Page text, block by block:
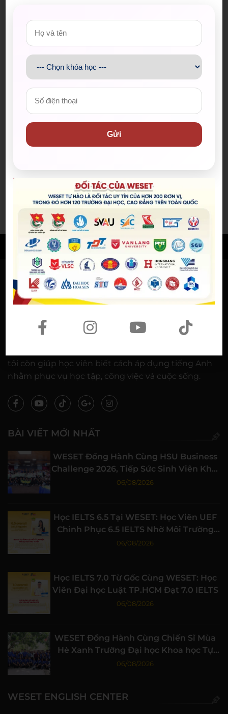
The Odyssey lập kỷ lục doanh
22/07/2026
góc học tập nhỏ của nữ sinh
21/07/2026
20/07/2026
© BẢN QUYỀN THUỘC VỀ WESET ENGLISH CENTER
VỀ CHÚNG TÔI
dụng mô hình dạy tiếng Anh kiểu mới, lấy lợi ích lâu
dài của học viên làm trọng tâm: Không chỉ giảng
tôi còn giúp học viên biết cách áp dụng tiếng Anh
nhằm phục vụ học tập, công việc và cuộc sống.
BÀI VIẾT MỚI NHẤT
WESET Đồng Hành Cùng HSU Business
Challenge 2026, Tiếp Sức Sinh Viên Khởi
Nghiệp
06/08/2026
Học IELTS 6.5 Tại WESET: Học Viên UEF
Chinh Phục 6.5 IELTS Nhờ Môi Trường
Học Tập Chất Lượng
06/08/2026
Học IELTS 7.0 Từ Gốc Cùng WESET: Học
Viên Đại học Luật TP.HCM Đạt 7.0 IELTS
06/08/2026
WESET Đồng Hành Cùng Chiến Sĩ Mùa
Hè Xanh Trường Đại học Khoa học Tự
nhiên, ĐHQG-HCM
06/08/2026
WESET ENGLISH CENTER
Gửi